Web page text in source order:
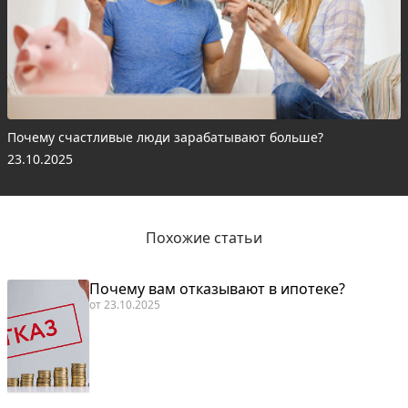
Почему счастливые люди зарабатывают больше?
23.10.2025
Похожие статьи
Почему вам отказывают в ипотеке?
от23.10.2025